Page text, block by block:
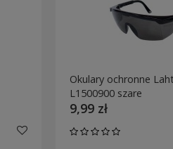
Okulary ochronne
L1500900 szare
9,99 zł